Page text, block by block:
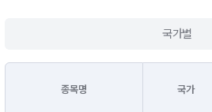
국가별
종목명 국가